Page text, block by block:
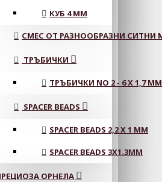
КУБ 4 ММ
СМЕС ОТ РАЗНООБРАЗНИ СИТНИ
ТРЪБИЧКИ
ТРЪБИЧКИ NO 2 - 6 X 1,7 MM
SPACER BEADS
SPACER BEADS 2,2 X 1 MM
SPACER BEADS 3X1.3MM
ОРНЕЛА